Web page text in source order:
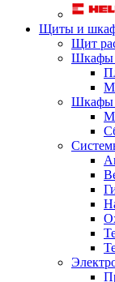
Щиты и
Щит
Шкафы
Шкафы